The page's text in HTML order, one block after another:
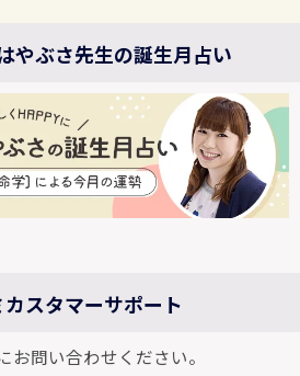
やぶさ先生の誕生月占い
スタマーサポート
お問い合わせください。